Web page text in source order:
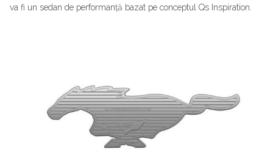
va fi un sedan de performanță bazat pe conceptul Qs Inspiration.